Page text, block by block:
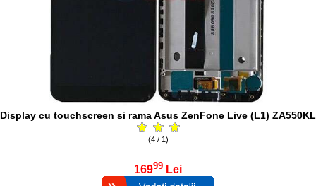
Display cu touchscreen si rama Asus ZenFone Live (L1) ZA550KL
(4 / 1)
16999 Lei